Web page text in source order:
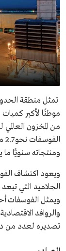
تمثل منطقة
من المخزون
ومنتجاته سنويًّا ما يقدر
ويمثل الفوسفات
والروافد
تصديره لعدد من